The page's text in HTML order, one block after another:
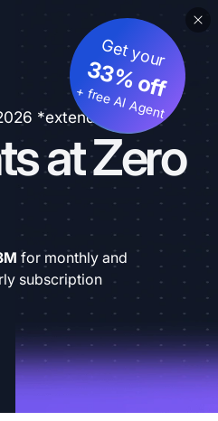
*extended
at Zero
Get your
33% off
+ free AI Agent
for monthly and
subscription